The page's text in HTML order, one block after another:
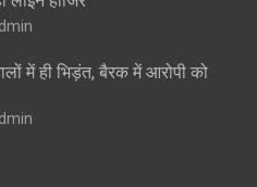
में ही भिड़ंत, बैरक में आरोपी को